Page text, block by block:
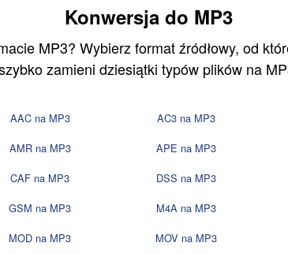
Konwersja do MP3
MP3? Wybierz format źródłowy, od
zamieni dziesiątki typów plików na
AAC na MP3 AC3 na MP3
AMR na MP3 APE na MP3
CAF na MP3 DSS na MP3
GSM na MP3 M4A na MP3
MOD na MP3 MOV na MP3